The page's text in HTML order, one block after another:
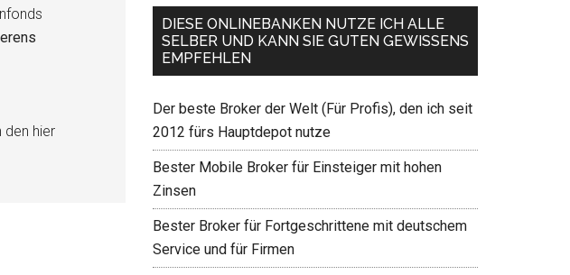
den hier
DIESE ONLINEBANKEN NUTZE ICH ALLE
SELBER UND KANN SIE GUTEN GEWISSENS
EMPFEHLEN
Der beste Broker der Welt (Für Profis), den ich seit
2012 fürs Hauptdepot nutze
Bester Mobile Broker für Einsteiger mit hohen
Zinsen
Bester Broker für Fortgeschrittene mit deutschem
Service und für Firmen